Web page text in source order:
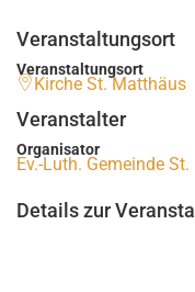
Veranstaltungsort
Veranstaltungsort
Kirche St. Matthäus
Veranstalter
Organisator
Ev.-Luth. Gemeinde
Details zur